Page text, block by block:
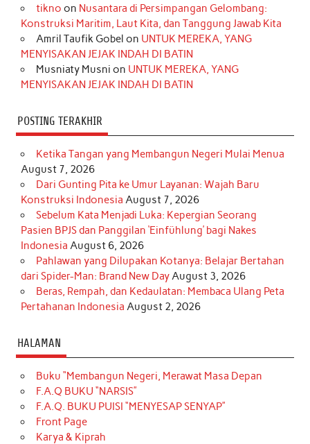
o
k
r
a
m
e
s
t
I
n
r
e
tikno on Nusantara di Persimpangan Gelombang:
Konstruksi Maritim, Laut Kita, dan Tanggung Jawab Kita
Amril Taufik Gobel on UNTUK MEREKA, YANG
MENYISAKAN JEJAK INDAH DI BATIN
Musniaty Musni on UNTUK MEREKA, YANG
MENYISAKAN JEJAK INDAH DI BATIN
POSTING TERAKHIR
Ketika Tangan yang Membangun Negeri Mulai Menua
August 7, 2026
Dari Gunting Pita ke Umur Layanan: Wajah Baru
Konstruksi Indonesia August 7, 2026
Sebelum Kata Menjadi Luka: Kepergian Seorang
Pasien BPJS dan Panggilan ‘Einfühlung’ bagi Nakes
Indonesia August 6, 2026
Pahlawan yang Dilupakan Kotanya: Belajar Bertahan
dari Spider-Man: Brand New DayAugust 3, 2026
Beras, Rempah, dan Kedaulatan: Membaca Ulang Peta
Pertahanan Indonesia August 2, 2026
HALAMAN
Buku “Membangun Negeri, Merawat Masa Depan
F.A.Q BUKU “NARSIS”
F.A.Q. BUKU PUISI “MENYESAP SENYAP”
Front Page
Karya & Kiprah